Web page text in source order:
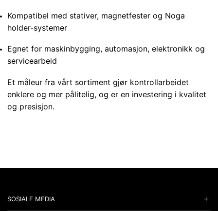
Kompatibel med stativer, magnetfester og Noga
holder-systemer
Egnet for maskinbygging, automasjon, elektronikk og
servicearbeid
Et måleur fra vårt sortiment gjør kontrollarbeidet
enklere og mer pålitelig, og er en investering i kvalitet
og presisjon.
SOSIALE MEDIA